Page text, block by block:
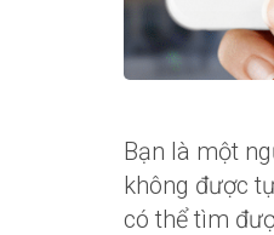
Bạn là một
không được
có thể tìm